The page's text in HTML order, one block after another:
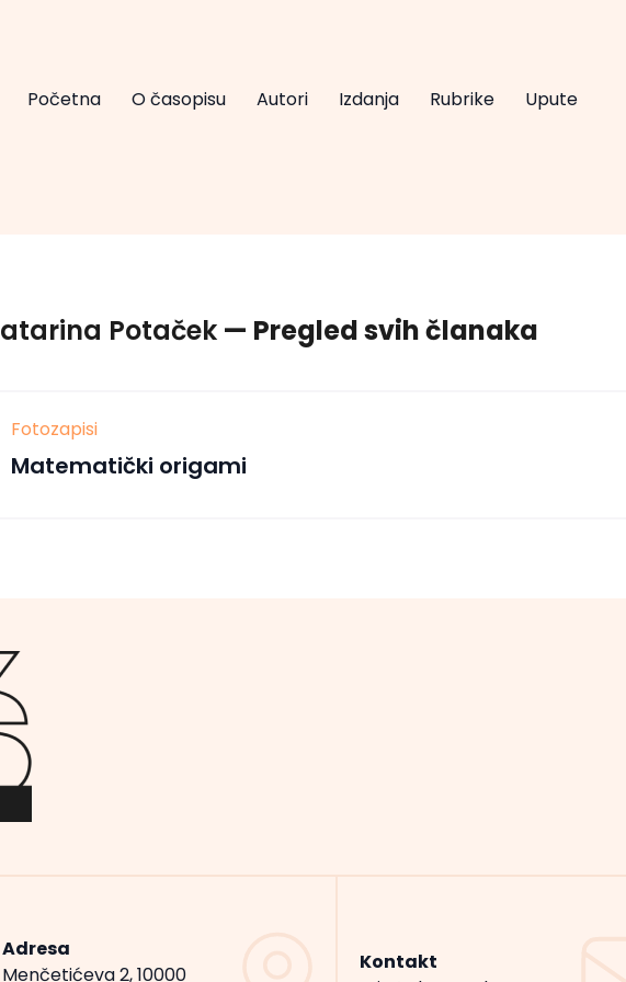
Početna O časopisu Autori Izdanja Rubrike Upute
Potaček— Pregled svih članaka
Fotozapisi
Matematički origami
Adresa
Menčetićeva 2, 10000
Kontakt